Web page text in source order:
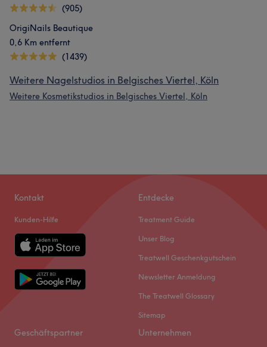
(905)
OrigiNails Beautique
0,6 Km entfernt
(1439)
Weitere Nagelstudios in Belgisches Viertel, Köln
Weitere Kosmetikstudios in Belgisches Viertel, Köln
Kontakt
Kunden-Hilfe
Entdecke
Treatment Guide
Unser Blog
Treatwell Geschenkgutschein
Newsletter Anmeldung
The Treatwell Glossary
Sitemap
Geschäftspartner Unternehmen